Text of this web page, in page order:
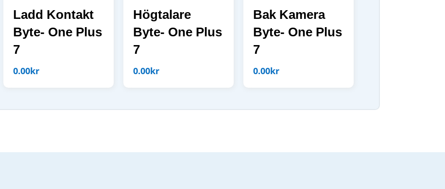
Ladd Kontakt
Byte- One Plus
7
0.00kr
Högtalare
Byte- One Plus
7
0.00kr
Bak Kamera
Byte- One Plus
7
0.00kr